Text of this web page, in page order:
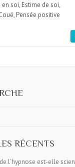
en soi, Estime de soi,
, Pensée positive
RÉCENTS
de l’hypnose est-elle